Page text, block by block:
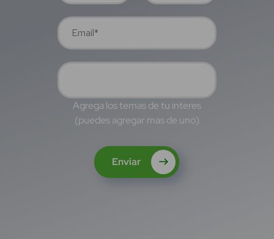
Agrega los temas de tu interes
(puedes agregar mas de uno)
Enviar